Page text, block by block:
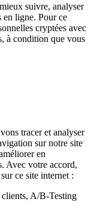
suivre, analyser
en ligne. Pour ce
cryptées avec
à condition que vous
tracer et analyser
sur notre site
en
Avec votre accord,
ce site internet :
A/B-Testing